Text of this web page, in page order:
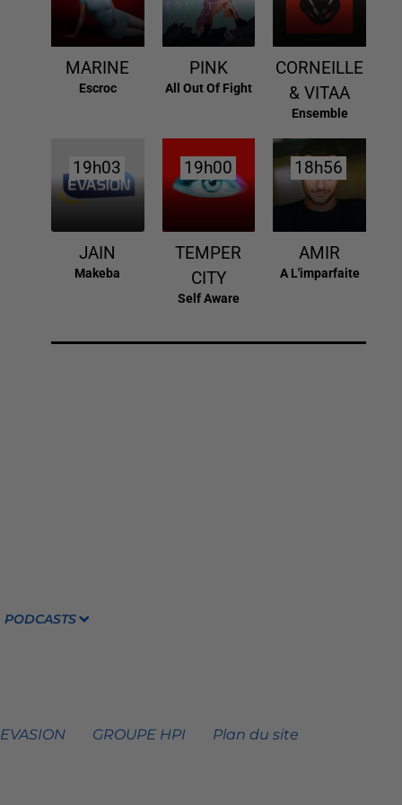
MARINE
Escroc
PINK
All Out Of Fight
CORNEILLE
& VITAA
Ensemble
19h03
19h03
JAIN
Makeba
19h00
19h00
TEMPER
CITY
Self Aware
18h56
18h56
AMIR
A L'imparfaite
PODCASTS
GROUPE HPI Plan du site